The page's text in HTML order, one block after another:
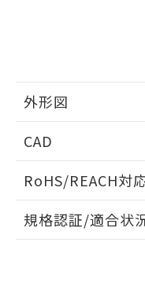
外形図
CAD
ドすることができ
ロ
RoHS/REACH対
EU RoHS 注意事項
規格認証/適合状
マイパー
登録され
および当
引・商談
をご了承
※当社の
※3 非含有証
下記の非含有証
とができます。
EU RoHS指令
及ぼさない年数
「－」：未確
空
受注